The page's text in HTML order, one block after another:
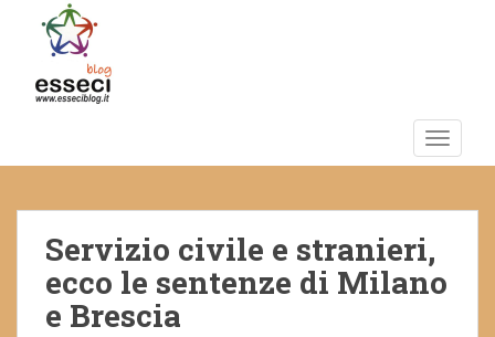
m
Servizio civile e stranieri,
ecco le sentenze di Milano
e Brescia